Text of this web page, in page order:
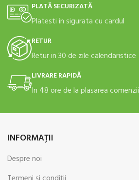
PLATĂ SECURIZATĂ
Platesti in sigurata cu cardul
RETUR
Retur in 30 de zile calendaristice
LIVRARE RAPIDĂ
In 48 ore de la plasarea comenzii
INFORMAŢII
Despre noi